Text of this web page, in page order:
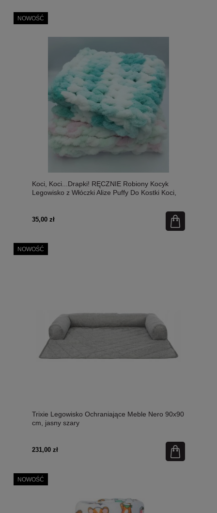
Koci, Koci...Drapki! RĘCZNIE Robiony Kocyk
Legowisko z Włóczki Alize Puffy Do Kostki Koci,
35,00 zł
NOWOŚĆ
Trixie Legowisko Ochraniające Meble Nero 90x90
cm, jasny szary
231,00 zł
NOWOŚĆ
NOWOŚĆ